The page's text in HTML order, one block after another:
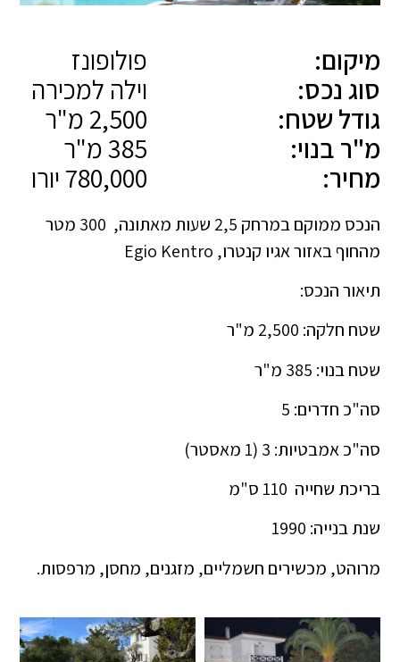
מיקום:
פולופונז
סוג נכס:
וילה למכירה
גודל שטח:
מ"ר בנוי:
מחיר:
הנכס ממוקם במרחק 2,5 שעות מאתונה, 300 מטר
מהחוף באזור אגיו קנטרו, Egio Kentro
תיאור הנכס:
שטח חלקה: 2,500 מ"ר
שטח בנוי: 385 מ"ר
סה"כ חדרים: 5
סה"כ אמבטיות: 3 (1 מאסטר)
בריכת שחייה 110 ס"מ
שנת בנייה: 1990
מרוהט, מכשירים חשמליים, מזגנים, מחסן, מרפסות.